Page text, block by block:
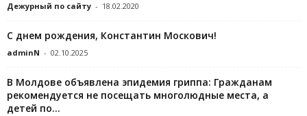
Дежурный по сайту - 18.02.2020
С днем рождения, Константин Москович!
adminN - 02.10.2025
В Молдове объявлена эпидемия гриппа: Гражданам
рекомендуется не посещать многолюдные места, а
детей по...